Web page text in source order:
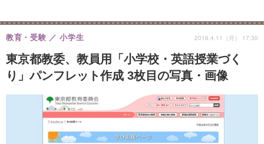
東京都教委、教員用「小学校・英語授業づく
り」パンフレット作成 3枚目の写真・画像
教育・受験 小学生 2016.4.11（月） 17:30